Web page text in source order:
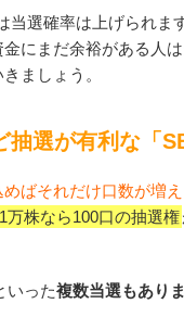
当選確率は上げられま
にまだ余裕がある人
ましょう。
抽選が有利な「
ばそれだけ口数が増え
万株なら100口の抽選権
いった複数当選もあり